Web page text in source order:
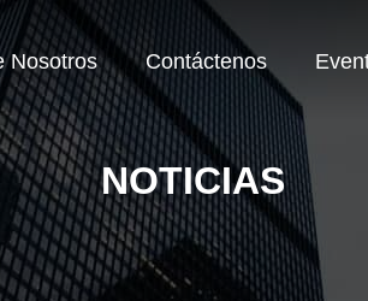
Nosotros Contáctenos
NOTICIAS